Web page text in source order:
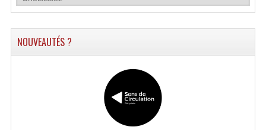
Tweeters Pour Enceintes
Lecteurs Audio & Sources
Platines Disque Vinyles
NOUVEAUTÉS ?